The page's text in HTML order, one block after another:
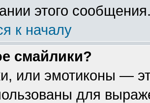
этого
к началу
смайлики?
или эмотиконы —
для